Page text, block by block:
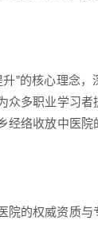
”的核心理念，
众多职业学习者
经络收放中医院
院的权威资质与